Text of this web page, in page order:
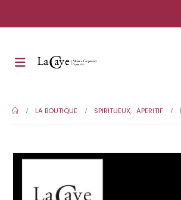
LA BOUTIQUE SPIRITUEUX, APERITIF